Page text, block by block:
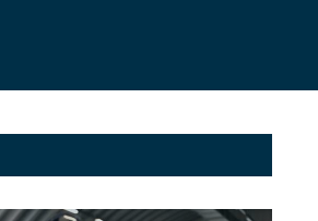
infrastructura energetica a
Slavyansk din Ținutul